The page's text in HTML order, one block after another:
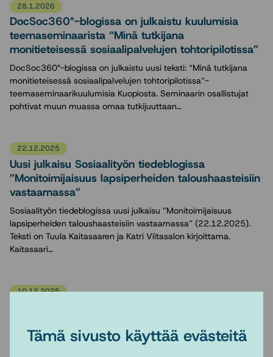
Tämä sivusto käyttää evästeitä
28.1.2026
DocSoc360°-blogissa on julkaistu kuulumisia
teemaseminaarista “Minä tutkijana
monitieteisessä sosiaalipalvelujen tohtoripilotissa”
DocSoc360°-blogissa on julkaistu uusi teksti: “Minä tutkijana
monitieteisessä sosiaalipalvelujen tohtoripilotissa”-
teemaseminaarikuulumisia Kuopiosta. Seminaarin osallistujat
pohtivat muun muassa omaa tutkijuuttaan…
22.12.2025
Uusi julkaisu Sosiaalityön tiedeblogissa
”Monitoimijaisuus lapsiperheiden taloushaasteisiin
vastaamassa”
Sosiaalityön tiedeblogissa uusi julkaisu ”Monitoimijaisuus
lapsiperheiden taloushaasteisiin vastaamassa” (22.12.2025).
Teksti on Tuula Kaitasaaren ja Katri Viitasalon kirjoittama.
Kaitasaari…
10.12.2025
Hanife Serin: ”Non-Abusing Mothers’ Experiences of Social